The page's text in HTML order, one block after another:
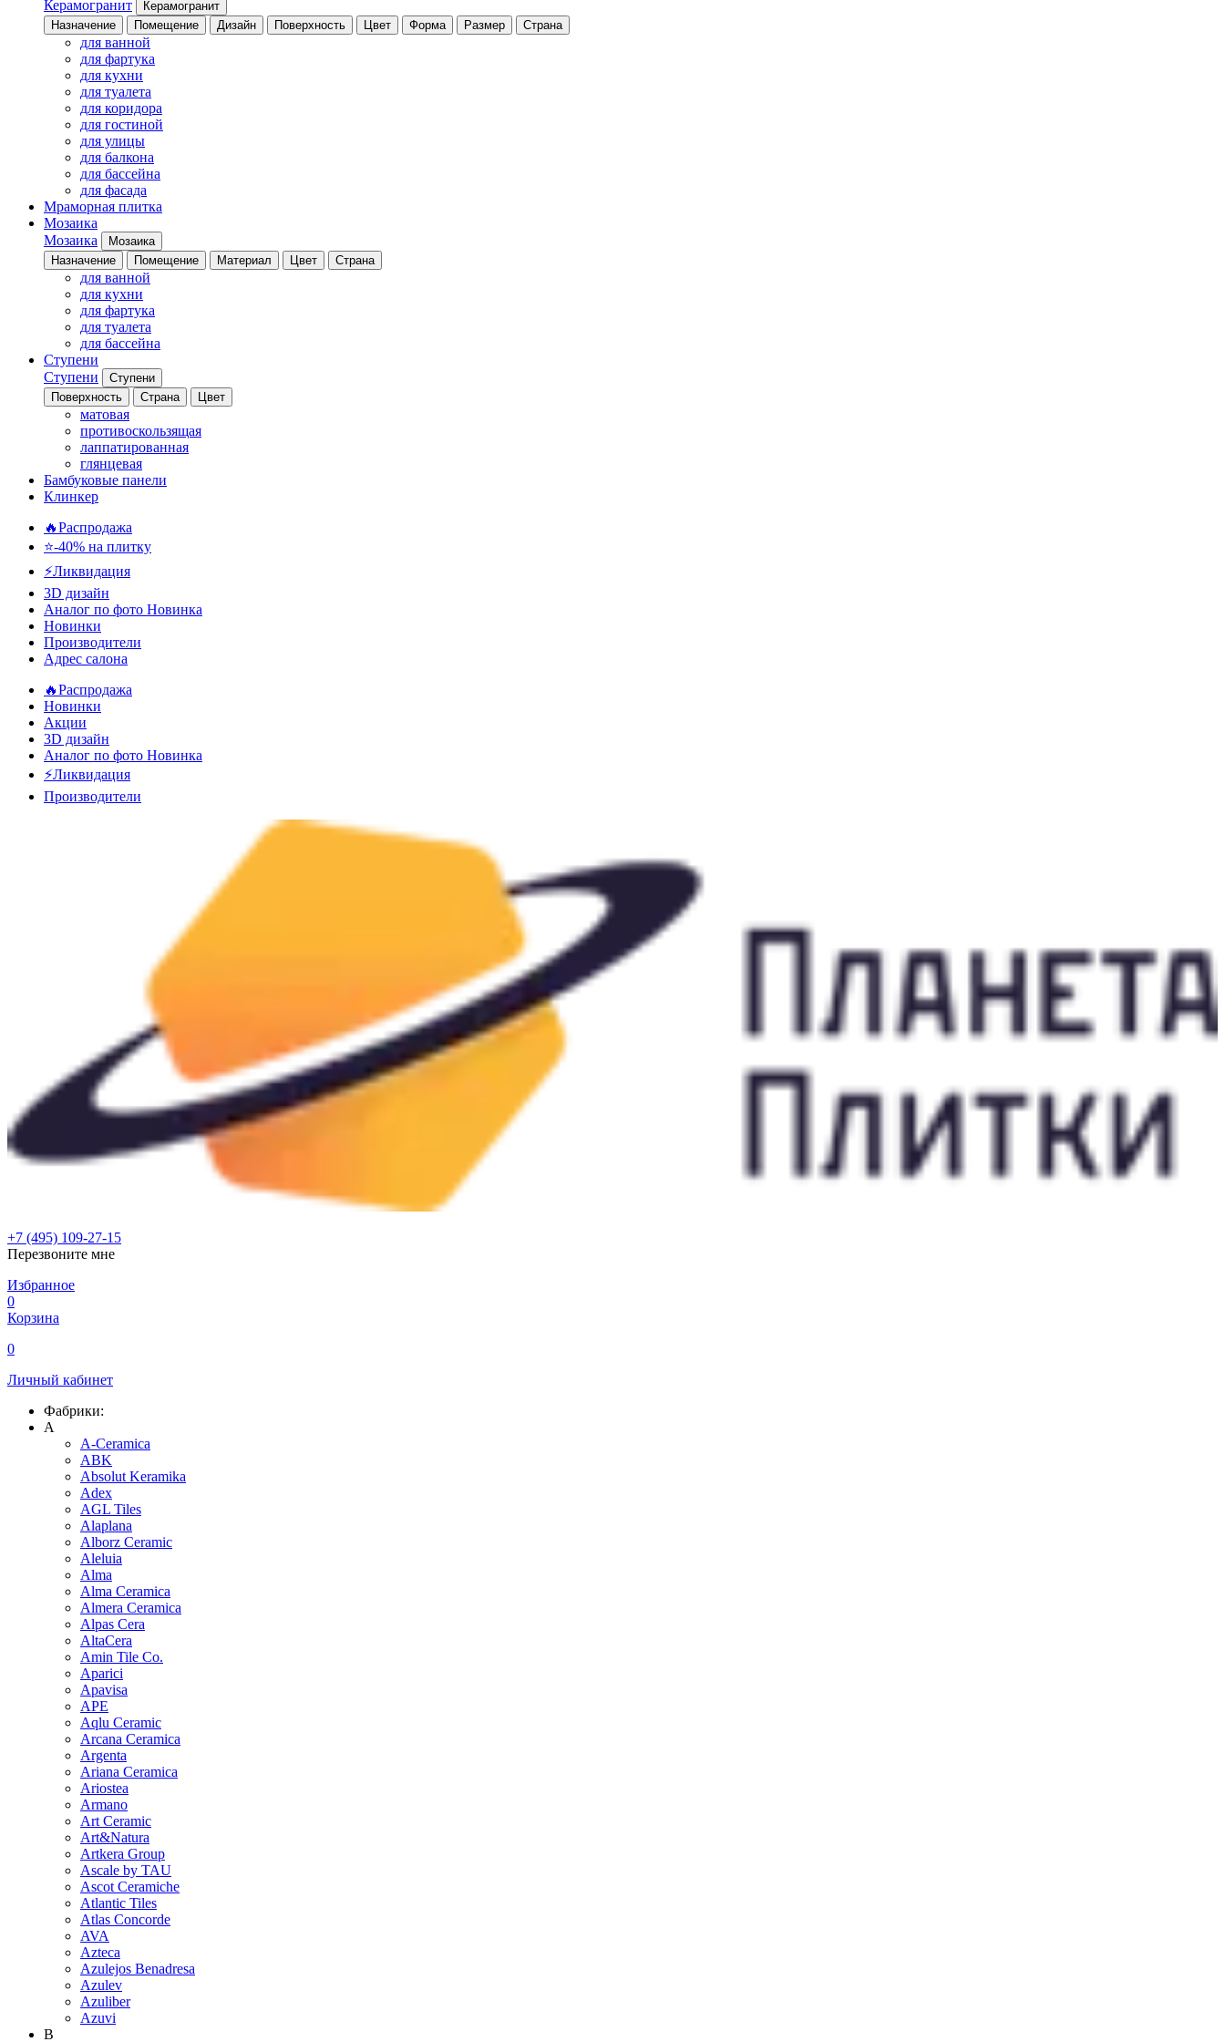
Керамогранит
Керамогранит
Назначение
Помещение Дизайн Поверхность Цвет Форма Размер Страна
для ванной
для фартука
для кухни
для туалета
для коридора
для гостиной
для улицы
для балкона
для бассейна
для фасада
Мраморная плитка
Мозаика
Мозаика
Мозаика
Назначение
Помещение Материал Цвет Страна
для ванной
для кухни
для фартука
для туалета
для бассейна
Ступени
Ступени
Ступени
Поверхность
Страна Цвет
матовая
противоскользящая
лаппатированная
глянцевая
Бамбуковые панели
Клинкер
🔥Распродажа
⭐-40% на плитку
⚡️Ликвидация
3D дизайн
Аналог по фото Новинка
Новинки
Производители
Адрес салона
🔥Распродажа
Новинки
Акции
3D дизайн
Аналог по фото Новинка
⚡Ликвидация
Производители
+7 (495) 109-27-15
Перезвоните мне
Избранное
0
Корзина
0
Личный кабинет
Фабрики:
A
A-Ceramica
ABK
Absolut Keramika
Adex
AGL Tiles
Alaplana
Alborz Ceramic
Aleluia
Alma
Alma Ceramica
Almera Ceramica
Alpas Cera
AltaCera
Amin Tile Co.
Aparici
Apavisa
APE
Aqlu Ceramic
Arcana Ceramica
Argenta
Ariana Ceramica
Ariostea
Armano
Art Ceramic
Art&Natura
Artkera Group
Ascale by TAU
Ascot Ceramiche
Atlantic Tiles
Atlas Concorde
AVA
Azteca
Azulejos Benadresa
Azulev
Azuliber
Azuvi
B